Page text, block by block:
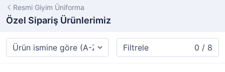
Resmi Giyim Üniforma
Özel Sipariş Ürünlerimiz
Filtrele 0 / 8